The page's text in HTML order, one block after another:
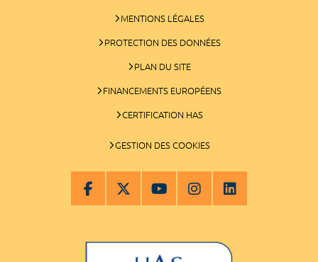
MENTIONS LÉGALES
PROTECTION DES DONNÉES
PLAN DU SITE
FINANCEMENTS EUROPÉENS
CERTIFICATION HAS
GESTION DES COOKIES